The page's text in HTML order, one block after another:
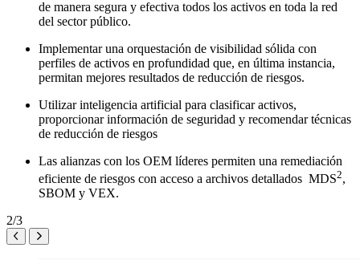
de manera segura y efectiva todos los activos en toda la red
del sector público.
Implementar una orquestación de visibilidad sólida con
perfiles de activos en profundidad que, en última instancia,
permitan mejores resultados de reducción de riesgos.
Utilizar inteligencia artificial para clasificar activos,
proporcionar información de seguridad y recomendar técnicas
de reducción de riesgos
Las alianzas con los OEM líderes permiten una remediación
eficiente de riesgos con acceso a archivos detallados MDS2,
SBOM y VEX.
2/3
AnteriorSiguiente